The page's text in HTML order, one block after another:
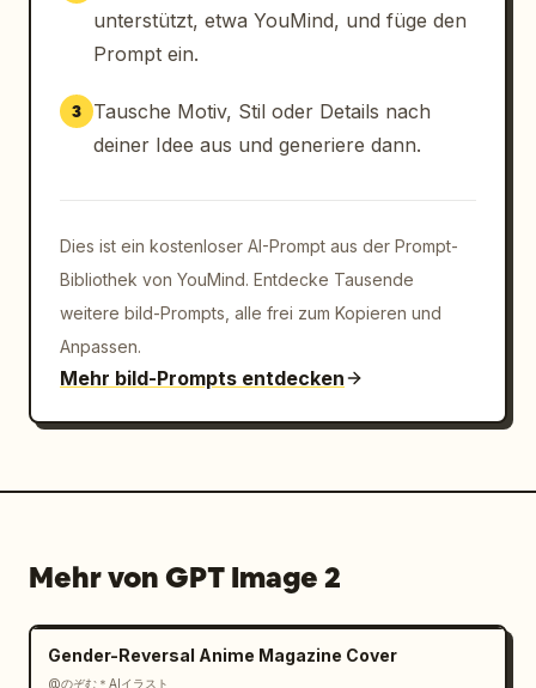
unterstützt, etwa YouMind, und füge den
Prompt ein.
3
Tausche Motiv, Stil oder Details nach
deiner Idee aus und generiere dann.
Dies ist ein kostenloser AI-Prompt aus der Prompt-
Bibliothek von YouMind. Entdecke Tausende
weitere bild-Prompts, alle frei zum Kopieren und
Anpassen.
Mehr bild-Prompts entdecken
Mehr von GPT Image 2
Gender-Reversal Anime Magazine Cover
@のぞむ＊AIイラスト